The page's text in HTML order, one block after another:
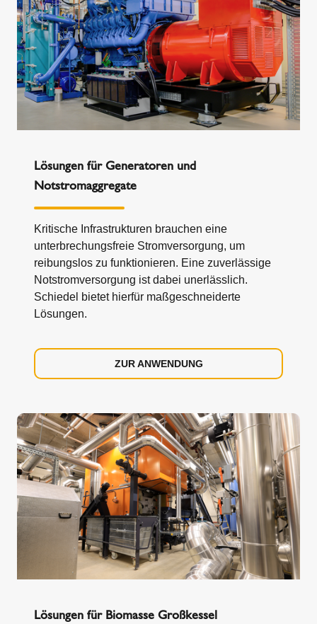
Lösungen für Generatoren und
Notstromaggregate
Kritische Infrastrukturen brauchen eine
unterbrechungsfreie Stromversorgung, um
reibungslos zu funktionieren. Eine zuverlässige
Notstromversorgung ist dabei unerlässlich.
Schiedel bietet hierfür maßgeschneiderte
Lösungen.
ZUR ANWENDUNG
Lösungen für Biomasse Großkessel